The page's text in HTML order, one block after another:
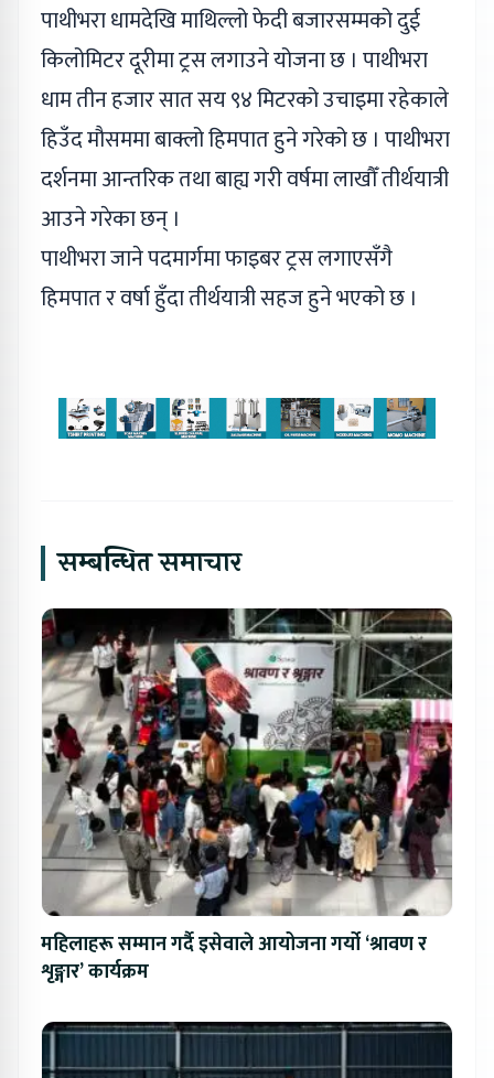
पाथीभरा धामदेखि माथिल्लो फेदी बजारसम्मको दुई
किलोमिटर दूरीमा ट्रस लगाउने योजना छ । पाथीभरा
धाम तीन हजार सात सय ९४ मिटरको उचाइमा रहेकाले
हिउँद मौसममा बाक्लो हिमपात हुने गरेको छ । पाथीभरा
दर्शनमा आन्तरिक तथा बाह्य गरी वर्षमा लाखौँ तीर्थयात्री
आउने गरेका छन् ।
पाथीभरा जाने पदमार्गमा फाइबर ट्रस लगाएसँगै
हिमपात र वर्षा हुँदा तीर्थयात्री सहज हुने भएको छ ।
सम्बन्धित समाचार
महिलाहरू सम्मान गर्दै इसेवाले आयोजना गर्यो ‘श्रावण र
शृङ्गार’ कार्यक्रम